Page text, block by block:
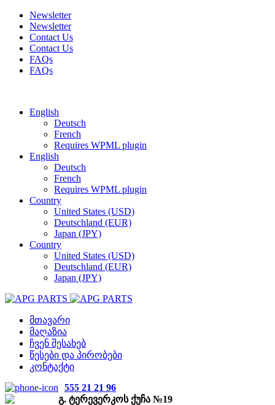
Newsletter
Newsletter
Contact Us
Contact Us
FAQs
FAQs
English
Deutsch
French
Requires WPML plugin
English
Deutsch
French
Requires WPML plugin
Country
United States (USD)
Deutschland (EUR)
Japan (JPY)
Country
United States (USD)
Deutschland (EUR)
Japan (JPY)
მთავარი
მაღაზია
ჩვენ შესახებ
წესები და პირობები
კონტაქტი
555 21 21 96
გ. ტერევერკოს ქუჩა №19